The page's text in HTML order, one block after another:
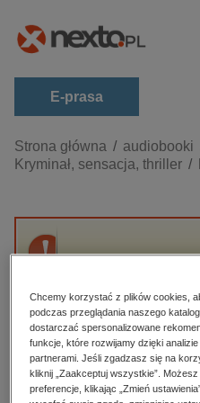
E-prasa
Kategorie
Zobacz wszystkie E-prasa
budownictwo,
dzienniki
edukacja
hobby, sport, rozrywka
komputery, internet,
Strona główna
audiobooki
Kryminał, sensacja, thriller
Przepraszamy, ale
High-contrast mode
Polecane
Chcemy korzystać z plików cookies,
podczas przeglądania naszego
dostarczać spersonalizowane
funkcje, które rozwijamy dzięki
partnerami. Jeśli zgadzasz się na
kliknij „Zaakceptuj wszystkie”.
preferencje, klikając „Zmień